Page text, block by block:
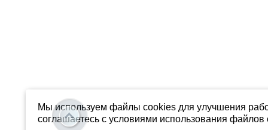
Мы используем файлы cookies для улучшения
соглашаетесь с условиями использования файлов